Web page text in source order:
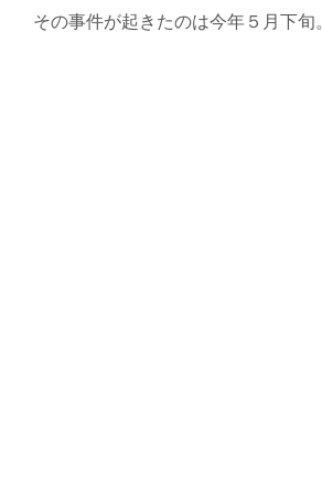
その事件が起きたのは今年５月下旬。